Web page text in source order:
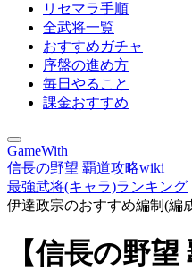
リセマラ手順
全武将一覧
おすすめガチャ
序盤の進め方
毎日やること
課金おすすめ
GameWith
信長の野望 覇道攻略wiki
最強武将(キャラ)ランキング
伊達政宗のおすすめ編制(編
【信長の野